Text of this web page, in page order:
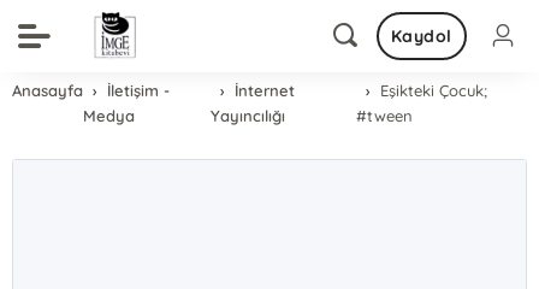
Kaydol
Anasayfa
İletişim -
Medya
İnternet
Yayıncılığı
Eşikteki Çocuk;
#tween